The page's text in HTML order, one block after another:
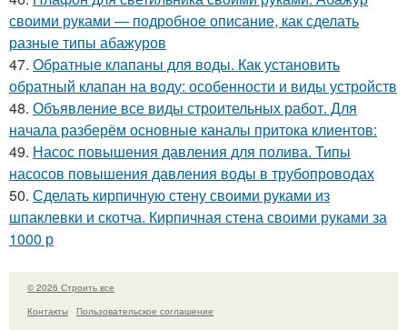
своими руками — подробное описание, как сделать
разные типы абажуров
47. Обратные клапаны для воды. Как установить
обратный клапан на воду: особенности и виды устройств
48. Объявление все виды строительных работ. Для
начала разберём основные каналы притока клиентов:
49. Насос повышения давления для полива. Типы
насосов повышения давления воды в трубопроводах
50. Сделать кирпичную стену своими руками из
шпаклевки и скотча. Кирпичная стена своими руками за
1000 р
© 2026 Строить все
Контакты
Пользовательское соглашение